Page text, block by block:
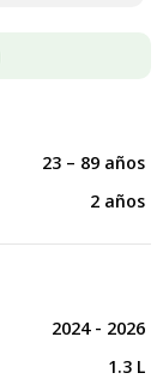
23 – 89 años
2 años
2024 - 2026
1.3 L